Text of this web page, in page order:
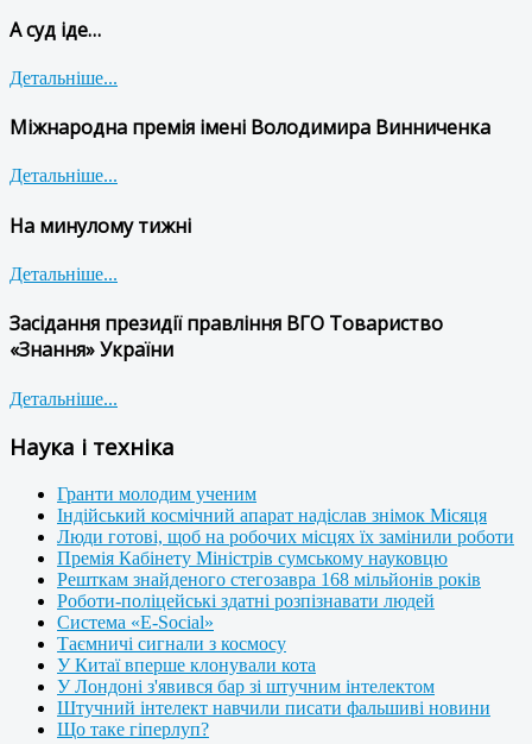
А суд іде…
Детальніше...
Міжнародна премія імені Володимира Винниченка
Детальніше...
На минулому тижні
Детальніше...
Засідання президії правління ВГО Товариство
«Знання» України
Детальніше...
Наука і техніка
Гранти молодим ученим
Індійський космічний апарат надіслав знімок Місяця
Люди готові, щоб на робочих місцях їх замінили роботи
Премія Кабінету Міністрів сумському науковцю
Решткам знайденого стегозавра 168 мільйонів років
Роботи-поліцейські здатні розпізнавати людей
Система «E-Social»
Таємничі сигнали з космосу
У Китаї вперше клонували кота
У Лондоні з'явився бар зі штучним інтелектом
Штучний інтелект навчили писати фальшиві новини
Що таке гіперлуп?